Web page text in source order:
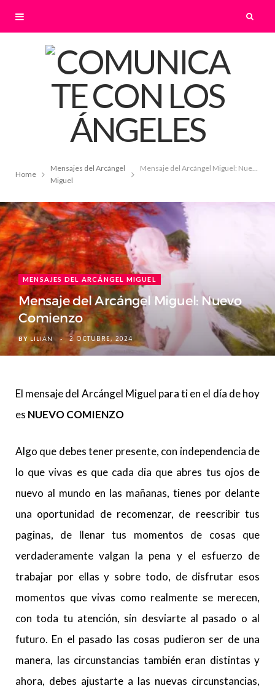
Home
Mensajes del Arcángel
Miguel
Mensaje del Arcángel Miguel: Nuevo Comienzo
MENSAJES DEL ARCÁNGEL MIGUEL
Mensaje del Arcángel Miguel: Nuevo
Comienzo
BY LILIAN 2 OCTUBRE, 2024
El mensaje del Arcángel Miguel para ti en el día de hoy
es NUEVO COMIENZO
Algo que debes tener presente, con independencia de
lo que vivas es que cada dia que abres tus ojos de
nuevo al mundo en las mañanas, tienes por delante
una oportunidad de recomenzar, de reescribir tus
paginas, de llenar tus momentos de cosas que
verdaderamente valgan la pena y el esfuerzo de
trabajar por ellas y sobre todo, de disfrutar esos
momentos que vivas como realmente se merecen,
con toda tu atención, sin desviarte al pasado o al
futuro. En el pasado las cosas pudieron ser de una
manera, las circunstancias también eran distintas y
ahora, debes ajustarte a las nuevas circunstancias,